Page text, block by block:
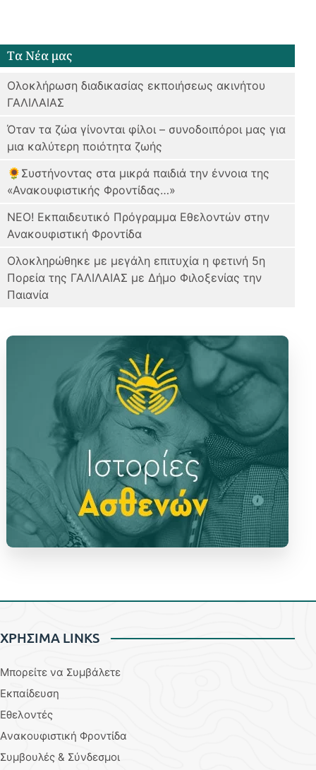
Tα Νέα μας
Ολοκλήρωση διαδικασίας εκποιήσεως ακινήτου
ΓΑΛΙΛΑΙΑΣ
Όταν τα ζώα γίνονται φίλοι – συνοδοιπόροι μας για
μια καλύτερη ποιότητα ζωής
🌻Συστήνοντας στα μικρά παιδιά την έννοια της
«Ανακουφιστικής Φροντίδας…»
ΝΕΟ! Εκπαιδευτικό Πρόγραμμα Εθελοντών στην
Ανακουφιστική Φροντίδα
Oλοκληρώθηκε με μεγάλη επιτυχία η φετινή 5η
Πορεία της ΓΑΛΙΛΑΙΑΣ με Δήμο Φιλοξενίας την
Παιανία
ΧΡΗΣΙΜΑ LINKS
Μπορείτε να Συμβάλετε
Εκπαίδευση
Εθελοντές
Aνακουφιστική Φροντίδα
Συμβουλές & Σύνδεσμοι